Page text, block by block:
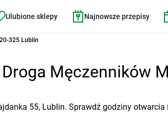
Ulubione sklepy Najnowsze przepisy
325 Lublin
Męczenników
55, Lublin. Sprawdź godziny